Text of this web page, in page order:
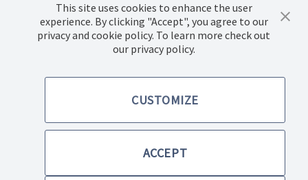
© 2018 Norwex Baltic Ltd., Kõik autoriõigustega kaitstud
This site uses cookies to enhance the user
experience. By clicking "Accept", you agree to our
privacy and cookie policy. To learn more check out
our privacy policy.
CUSTOMIZE
ACCEPT